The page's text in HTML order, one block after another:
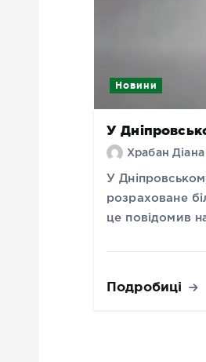
Новини
У
Храбан Діана
У
розраховане
це повідомив
Подробиці